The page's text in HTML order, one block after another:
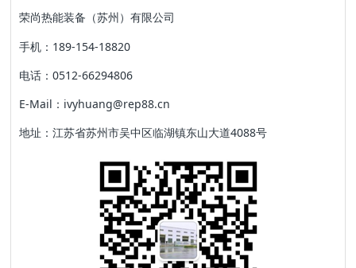
荣尚热能装备（苏州）有限公司
手机：189-154-18820
电话：0512-66294806
E-Mail：ivyhuang@rep88.cn
地址：江苏省苏州市吴中区临湖镇东山大道4088号